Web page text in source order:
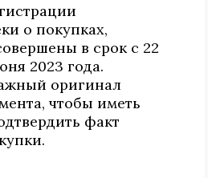
о покупках,
в срок с 22
2023 года.
оригинал
чтобы иметь
факт